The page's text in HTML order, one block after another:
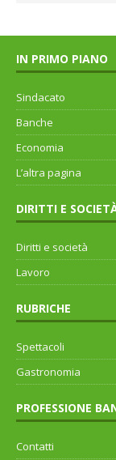
IN PRIMO PIANO
Sindacato
Banche
Economia
L’altra pagina
DIRITTI E
Diritti e società
Lavoro
RUBRICHE
Spettacoli
Gastronomia
PROFESSIONE
Contatti